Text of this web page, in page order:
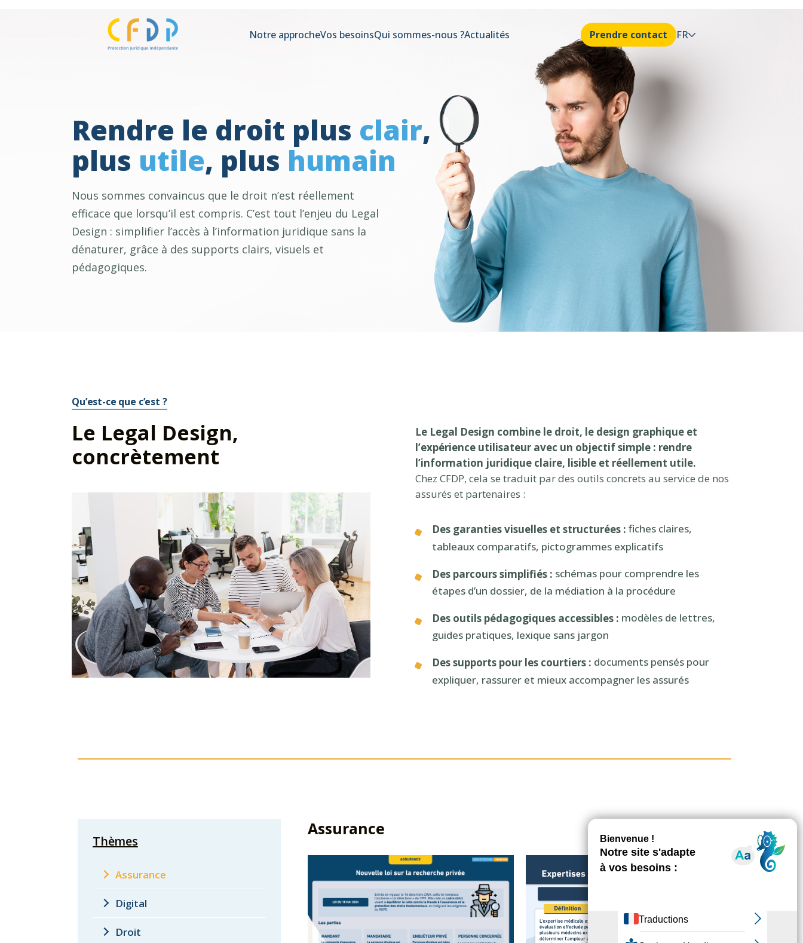
Notre approcheVos besoinsQui sommes-nous ?Actualités Prendre contact FR
Rendre le droit plus clair,
plus utile, plus humain
Nous sommes convaincus que le droit n’est réellement
efficace que lorsqu’il est compris. C’est tout l’enjeu du Legal
Design : simplifier l’accès à l’information juridique sans la
dénaturer, grâce à des supports clairs, visuels et
pédagogiques.
Qu’est-ce que c’est ?
Le Legal Design,
concrètement
Le Legal Design combine le droit, le design graphique et
l’expérience utilisateur avec un objectif simple : rendre
l’information juridique claire, lisible et réellement utile.
Chez CFDP, cela se traduit par des outils concrets au service de nos
assurés et partenaires :
Des garanties visuelles et structurées : fiches claires,
tableaux comparatifs, pictogrammes explicatifs
Des parcours simplifiés : schémas pour comprendre les
étapes d’un dossier, de la médiation à la procédure
Des outils pédagogiques accessibles : modèles de lettres,
guides pratiques, lexique sans jargon
Des supports pour les courtiers : documents pensés pour
expliquer, rassurer et mieux accompagner les assurés
Thèmes
Assurance
Digital
Droit
Assurance